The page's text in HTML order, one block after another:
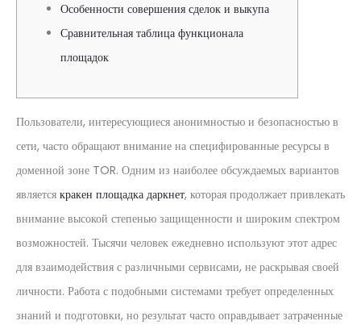
Особенности совершения сделок и выкупа
Сравнительная таблица функционала
площадок
Пользователи, интересующиеся анонимностью и безопасностью в
сети, часто обращают внимание на специфированные ресурсы в
доменной зоне TOR. Одним из наиболее обсуждаемых вариантов
является кракен площадка даркнет, которая продолжает привлекать
внимание высокой степенью защищенности и широким спектром
возможностей. Тысячи человек ежедневно используют этот адрес
для взаимодействия с различными сервисами, не раскрывая своей
личности. Работа с подобными системами требует определенных
знаний и подготовки, но результат часто оправдывает затраченные